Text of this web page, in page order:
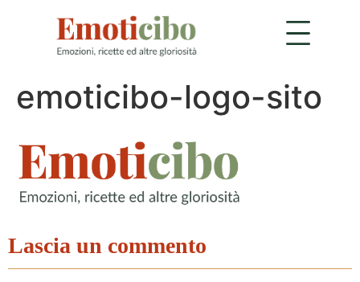
emoticibo-logo-sito
Lascia un commento